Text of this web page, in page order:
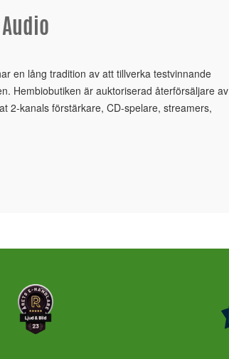
en lång tradition av att tillverka testvinnande
Hembiobutiken är auktoriserad återförsäljare av
2-kanals förstärkare, CD-spelare, streamers,